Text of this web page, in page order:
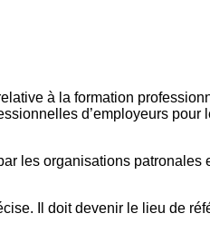
à la formation
d’employeurs
les organisations
Il doit devenir le lieu de